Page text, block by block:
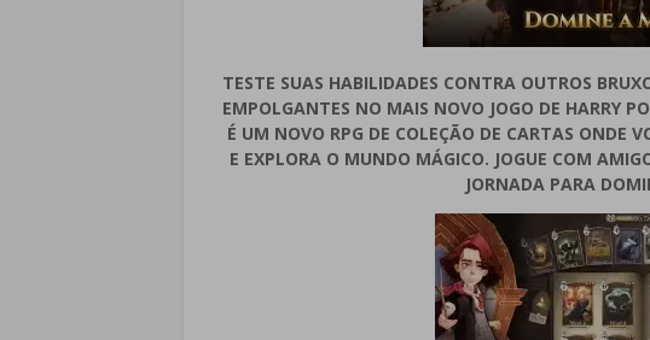
TESTE SUAS HABILIDADES CONTRA OUTROS
EMPOLGANTES NO MAIS NOVO JOGO DE HARRY
É UM NOVO RPG DE COLEÇÃO DE CARTAS ONDE
E EXPLORA O MUNDO MÁGICO. JOGUE COM
JORNADA PARA